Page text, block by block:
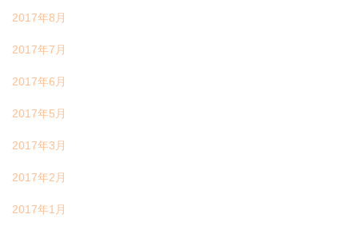
2017年8月
2017年7月
2017年6月
2017年5月
2017年3月
2017年2月
2017年1月